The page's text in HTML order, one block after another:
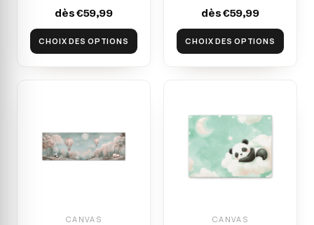
dès €59,99
CHOIX DES OPTIONS
dès €59,99
CHOIX DES OPTIONS
CANVAS CANVAS